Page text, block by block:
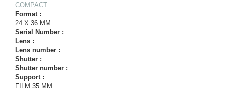
COMPACT
Format :
24 X 36 MM
Serial Number :
Lens :
Lens number :
Shutter :
Shutter number :
Support :
FILM 35 MM